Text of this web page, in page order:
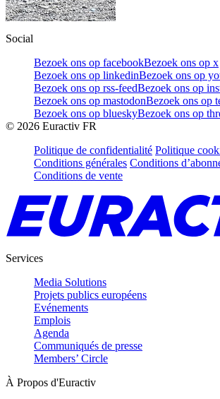
Social
Bezoek ons op facebookBezoek ons op x
Bezoek ons op linkedinBezoek ons op
Bezoek ons op rss-feedBezoek ons op
Bezoek ons op mastodonBezoek ons op
Bezoek ons op blueskyBezoek ons op
© 2026 Euractiv FR
Politique de confidentialité Politique
Conditions générales Conditions
Conditions de vente
Services
Media Solutions
Projets publics européens
Evénements
Emplois
Agenda
Communiqués de presse
Members’ Circle
À Propos d'Euractiv